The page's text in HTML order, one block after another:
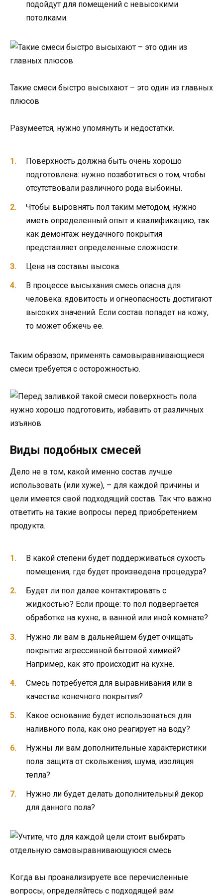
подойдут для помещений с невысокими
потолками.
Такие смеси быстро высыхают – это один из главных
плюсов
Разумеется, нужно упомянуть и недостатки.
Поверхность должна быть очень хорошо
подготовлена: нужно позаботиться о том, чтобы
отсутствовали различного рода выбоины.
Чтобы выровнять пол таким методом, нужно
иметь определенный опыт и квалификацию, так
как демонтаж неудачного покрытия
представляет определенные сложности.
Цена на составы высока.
В процессе высыхания смесь опасна для
человека: ядовитость и огнеопасность достигают
высоких значений. Если состав попадет на кожу,
то может обжечь ее.
Таким образом, применять самовыравнивающиеся
смеси требуется с осторожностью.
Виды подобных смесей
Дело не в том, какой именно состав лучше
использовать (или хуже), – для каждой причины и
цели имеется свой подходящий состав. Так что важно
ответить на такие вопросы перед приобретением
продукта.
В какой степени будет поддерживаться сухость
помещения, где будет произведена процедура?
Будет ли пол далее контактировать с
жидкостью? Если проще: то пол подвергается
обработке на кухне, в ванной или иной комнате?
Нужно ли вам в дальнейшем будет очищать
покрытие агрессивной бытовой химией?
Например, как это происходит на кухне.
Смесь потребуется для выравнивания или в
качестве конечного покрытия?
Какое основание будет использоваться для
наливного пола, как оно реагирует на воду?
Нужны ли вам дополнительные характеристики
пола: защита от скольжения, шума, изоляция
тепла?
Нужно ли будет делать дополнительный декор
для данного пола?
Когда вы проанализируете все перечисленные
вопросы, определяйтесь с подходящей вам